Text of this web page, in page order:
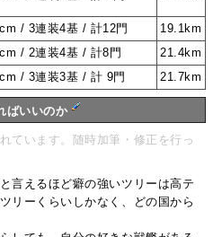
/ 3連装4基 / 計12門
19.1km
/ 2連装4基 / 計8門
21.4km
/ 3連装3基 / 計 9門 21.7km
ばいいのか
ています。随時加筆・修正を行っ
言えるほど癖の強いツリーは高テ
リーくらいしかなく、どの国から